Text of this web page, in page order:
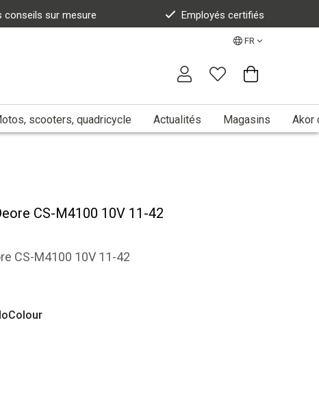
conseils sur mesure Employés certifiés
FR
scooters, quadricycle Actualités Magasins Akor
CS-M4100 10V 11-42
CS-M4100 10V 11-42